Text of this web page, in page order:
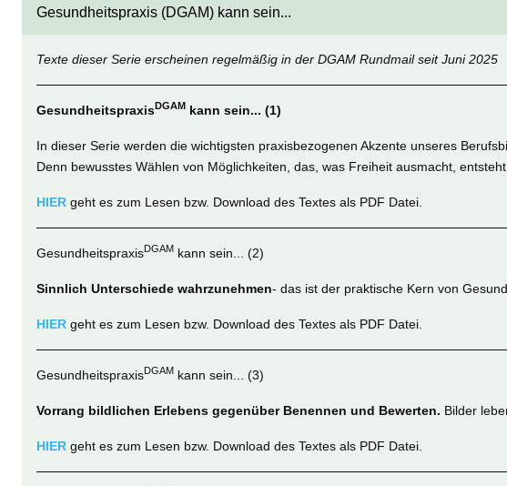
Gesundheitspraxis (DGAM) kann sein...
Texte dieser Serie erscheinen regelmäßig in der DGAM Rundmail seit Juni 2025
GesundheitspraxisDGAM kann sein... (1)
In dieser Serie werden die wichtigsten praxisbezogenen Akzente unseres
Denn bewusstes Wählen von Möglichkeiten, das, was Freiheit ausmacht,
HIER geht es zum Lesen bzw. Download des Textes als PDF Datei.
GesundheitspraxisDGAM kann sein... (2)
Sinnlich Unterschiede wahrzunehmen- das ist der praktische Kern von
HIER geht es zum Lesen bzw. Download des Textes als PDF Datei.
GesundheitspraxisDGAM kann sein... (3)
Vorrang bildlichen Erlebens gegenüber Benennen und Bewerten. Bilder
HIER geht es zum Lesen bzw. Download des Textes als PDF Datei.